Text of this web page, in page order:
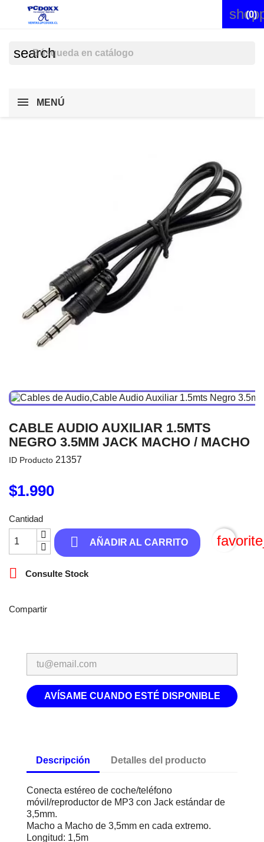
(0)
search
MENÚ
CABLE AUDIO AUXILIAR 1.5MTS
NEGRO 3.5MM JACK MACHO / MACHO
ID Producto 21357
$1.990
Cantidad
 AÑADIR AL CARRITO
 Consulte Stock
Compartir
AVÍSAME CUANDO ESTÉ DISPONIBLE
Descripción Detalles del producto
Conecta estéreo de coche/teléfono
móvil/reproductor de MP3 con Jack estándar de
3,5mm.
Macho a Macho de 3,5mm en cada extremo.
Longitud: 1,5m